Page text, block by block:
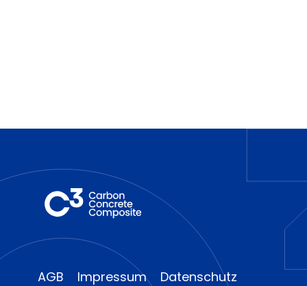
AGB Impressum Datenschutz